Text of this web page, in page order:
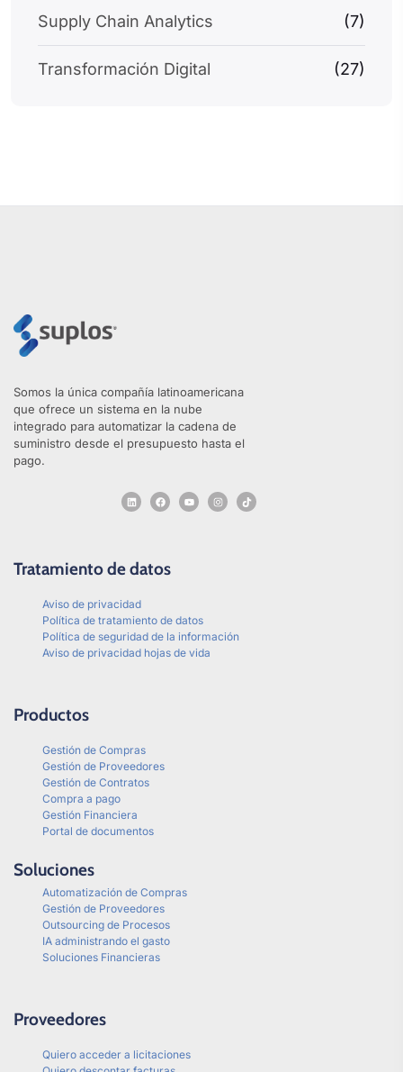
Supply Chain Analytics (7)
Transformación Digital (27)
Somos la única compañía latinoamericana
que ofrece un sistema en la nube
integrado para automatizar la cadena de
suministro desde el presupuesto hasta el
pago.
Tratamiento de datos
Aviso de privacidad
Política de tratamiento de datos
Política de seguridad de la información
Aviso de privacidad hojas de vida
Productos
Gestión de Compras
Gestión de Proveedores
Gestión de Contratos
Compra a pago
Gestión Financiera
Portal de documentos
Soluciones
Automatización de Compras
Gestión de Proveedores
Outsourcing de Procesos
IA administrando el gasto
Soluciones Financieras
Proveedores
Quiero acceder a licitaciones